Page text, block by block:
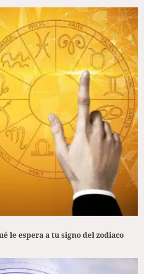
le espera a tu signo del zodiaco